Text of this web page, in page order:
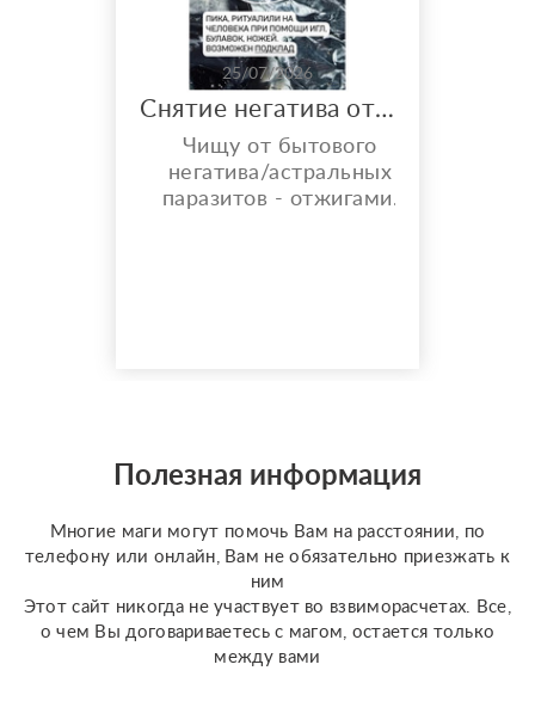
25/07/2026
Снятие негатива отжигами
Чищу от бытового
негатива/астральных
паразитов - отжигами.
связей с людьми или
прошлыми ситуациями. °
Полезная информация
Многие маги могут помочь Вам на расстоянии, по
телефону или онлайн, Вам не обязательно приезжать к
ним
Этот сайт никогда не участвует во взвиморасчетах. Все,
о чем Вы договариваетесь с магом, остается только
между вами